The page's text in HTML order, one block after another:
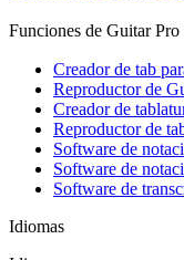
Funciones de Guitar Pro
Creador de tab
Reproductor de
Creador de
Reproductor de
Software de
Software de
Software de
Idiomas